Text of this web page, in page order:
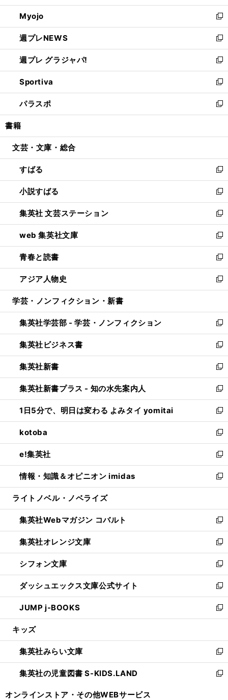
開
く
ウ
で
開
く
ン
ド
ウ
で
開
く
ウ
ィ
ン
ド
ウ
で
開
く
Myojo
新
し
い
ウ
ィ
ン
ド
ウ
で
開
週プレNEWS
新
し
い
ウ
ィ
ン
ド
ウ
開
週プレ グラジャパ!
新
し
い
ウ
ィ
ン
ウ
開
く
Sportiva
新
し
い
ウ
ン
ウ
で
開
く
パラスポ
新
し
ウ
ン
ド
ウ
で
開
く
書籍
文芸・文庫・総合
すばる
新
し
い
ウ
ィ
ン
ド
ウ
で
開
く
小説すばる
新
し
い
ウ
ィ
ン
ド
ウ
で
開
集英社 文芸ステーション
新
し
い
ウ
ィ
ン
ド
ウ
開
く
web 集英社文庫
新
し
い
ウ
ィ
ン
ウ
で
開
く
青春と読書
新
し
い
ウ
ン
ド
ウ
で
開
く
アジア人物史
新
し
ウ
ィ
ン
ド
ウ
で
開
く
学芸・ノンフィクション・新書
集英社学芸部 - 学芸・ノンフィクション
新
し
い
ウ
ィ
ン
ド
ウ
で
開
く
集英社ビジネス書
新
し
い
ウ
ィ
ン
ド
ウ
で
開
く
集英社新書
新
し
い
ウ
ィ
ン
ド
ウ
で
開
く
集英社新書プラス - 知の水先案内人
新
し
い
ウ
ィ
ン
ド
ウ
で
開
1日5分で、明日は変わる よみタイ yomitai
新
し
い
ウ
ィ
ン
ド
ウ
開
く
kotoba
新
し
い
ウ
ィ
ン
ウ
で
開
く
e!集英社
新
し
い
ウ
ン
ド
ウ
で
開
く
情報・知識＆オピニオン imidas
新
し
ウ
ィ
ン
ド
ウ
で
開
く
ライトノベル・ノベライズ
集英社Webマガジン コバルト
新
し
い
ウ
ィ
ン
ド
ウ
で
開
集英社オレンジ文庫
新
し
い
ウ
ィ
ン
ド
ウ
開
く
シフォン文庫
新
し
い
ウ
ィ
ン
ウ
で
開
く
ダッシュエックス文庫公式サイト
新
し
い
ウ
ン
ド
ウ
で
JUMP j-BOOKS
新
し
ウ
ィ
ン
ド
キッズ
集英社みらい文庫
新
し
い
集英社の児童図書 S-KIDS.LAND
新
オンラインストア・ その他WEBサービス